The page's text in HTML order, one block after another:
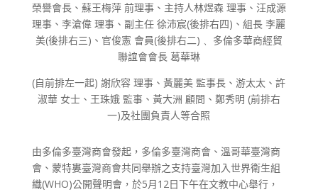
榮譽會長、蘇王梅萍 前理事、主持人林煜森 理事、汪成源
理事、李滄偉 理事、副主任 徐沛宸(後排右四) 、組長 李麗
美(後排右三) 、官俊憲 會員(後排右二) 、 多倫多華商經貿
聯誼會會長 葛華琳
(自前排左一起)謝欣容 理事、黃麗美 監事長、游太太、許
淑華 女士、王珠娥 監事、黃大洲 顧問、鄭秀明 (前排右
一)及社團負責人等合照
由多倫多臺灣商會發起，多倫多臺灣商會、溫哥華臺灣商
會、蒙特婁臺灣商會共同舉辦之支持臺灣加入世界衛生組
織(WHO)公開聲明會，於5月12日下午在文教中心舉行，